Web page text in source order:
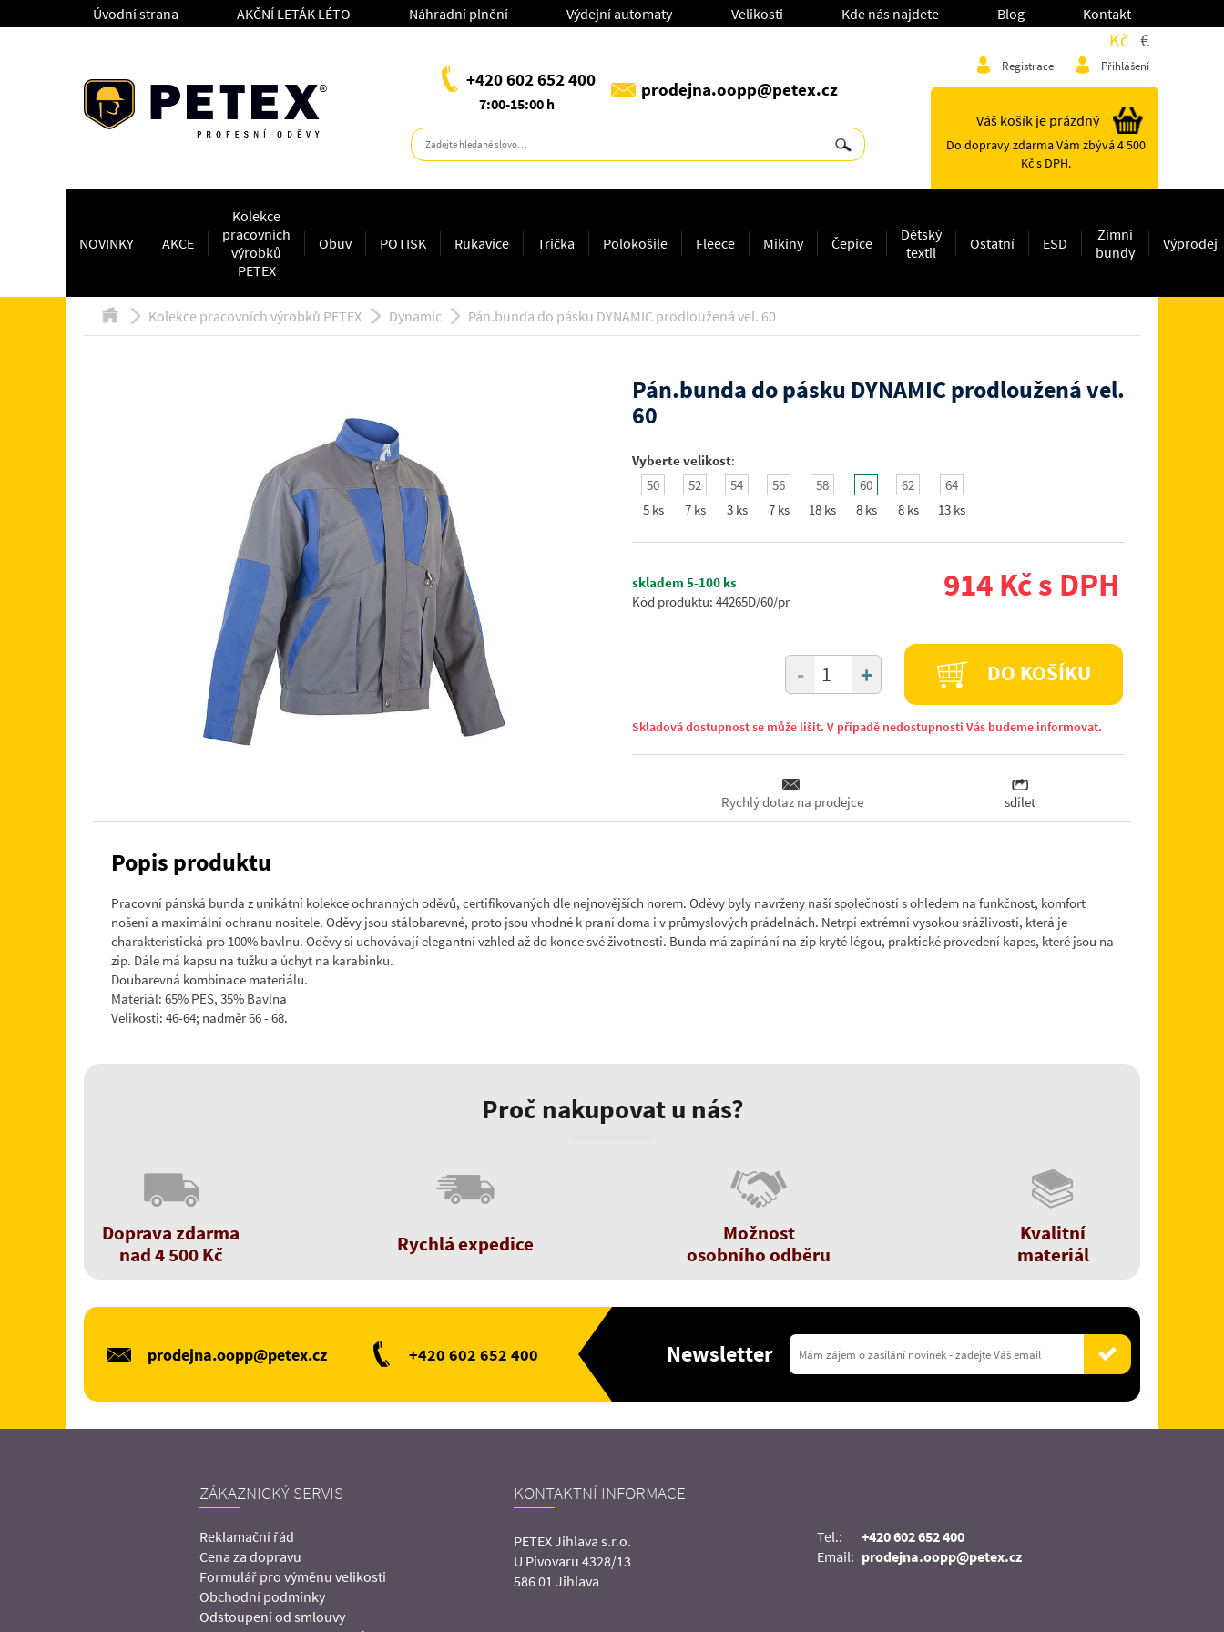
Úvodní strana AKČNÍ LETÁK LÉTO Náhradní plnění Výdejní automaty Velikosti Kde nás najdete Blog Kontakt
+420 602 652 400
7:00-15:00 h
prodejna.oopp@petex.cz
Kč €
Registrace Přihlášení
Váš košík je prázdný
Do dopravy zdarma Vám zbývá 4 500
Kč s DPH.
NOVINKY AKCE
Kolekce
pracovních
výrobků
PETEX
Obuv POTISK Rukavice Trička Polokošile Fleece Mikiny Čepice
Dětský
textil
Ostatní ESD
Zimní
bundy
Výprodej
Kolekce pracovních výrobků PETEX Dynamic Pán.bunda do pásku DYNAMIC prodloužená vel. 60
Pán.bunda do pásku DYNAMIC prodloužená vel.
60
Vyberte velikost:
50
5 ks
52
7 ks
54
3 ks
56
7 ks
58
18 ks
60
8 ks
62
8 ks
64
13 ks
skladem 5-100 ks
Kód produktu: 44265D/60/pr
914 Kč s DPH
+
- DO KOŠÍKU
Skladová dostupnost se může lišit. V případě nedostupnosti Vás budeme informovat.
Rychlý dotaz na prodejce sdílet
Popis produktu
Pracovní pánská bunda z unikátní kolekce ochranných oděvů, certifikovaných dle nejnovějších norem. Oděvy byly navrženy naší společností s ohledem na funkčnost, komfort
nošení a maximální ochranu nositele. Oděvy jsou stálobarevné, proto jsou vhodné k praní doma i v průmyslových prádelnách. Netrpí extrémní vysokou srážlivostí, která je
charakteristická pro 100% bavlnu. Oděvy si uchovávají elegantní vzhled až do konce své životnosti. Bunda má zapínání na zip kryté légou, praktické provedení kapes, které jsou na
zip. Dále má kapsu na tužku a úchyt na karabinku.
Doubarevná kombinace materiálu.
Materiál: 65% PES, 35% Bavlna
Velikosti: 46-64; nadměr 66 - 68.
Proč nakupovat u nás?
Doprava zdarma
nad 4 500 Kč
Rychlá expedice
Možnost
osobního odběru
Kvalitní
materiál
prodejna.oopp@petex.cz +420 602 652 400 Newsletter
ZÁKAZNICKÝ SERVIS
Reklamační řád
Cena za dopravu
Formulář pro výměnu velikosti
Obchodní podmínky
Odstoupení od smlouvy
KONTAKTNÍ INFORMACE
PETEX Jihlava s.r.o.
U Pivovaru 4328/13
586 01 Jihlava
Tel.:
+420 602 652 400
Email: prodejna.oopp@petex.cz